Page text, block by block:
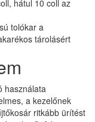
hátul 10 coll az
tolókar a
tárolásért
használata
a kezelőnek
ritkább ürítést